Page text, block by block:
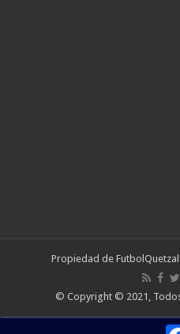
Propiedad de FutbolQuetzal
© Copyright © 2021,